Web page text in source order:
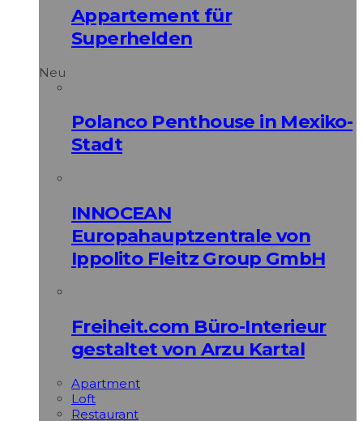
Appartement für
Superhelden
Neu
Polanco Penthouse in Mexiko-
Stadt
INNOCEAN
Europahauptzentrale von
Ippolito Fleitz Group GmbH
Freiheit.com Büro-Interieur
gestaltet von Arzu Kartal
Apart­ment
Loft
Restaurant